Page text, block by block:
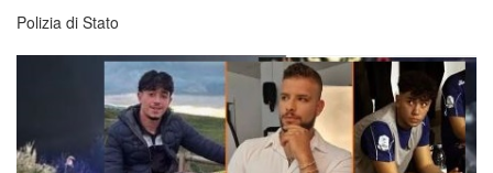
Polizia di Stato